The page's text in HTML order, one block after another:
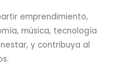
emprendimiento,
música, tecnología
y contribuya al